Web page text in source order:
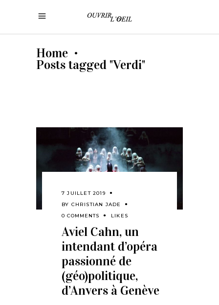
Home •
Posts tagged "Verdi"
7 JUILLET 2019
BY CHRISTIAN JADE
0 COMMENTS
LIKES
Aviel Cahn, un
intendant d’opéra
passionné de
(géo)politique,
d’Anvers à Genève